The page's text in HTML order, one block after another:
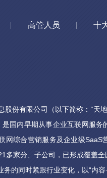
高管人员 十
股份有限公司（以下简称：“天
是国内早期从事企业互联网服
网综合营销服务及企业级SaaS
多家分、子公司，已形成覆盖
的同时紧跟行业变化，以“内